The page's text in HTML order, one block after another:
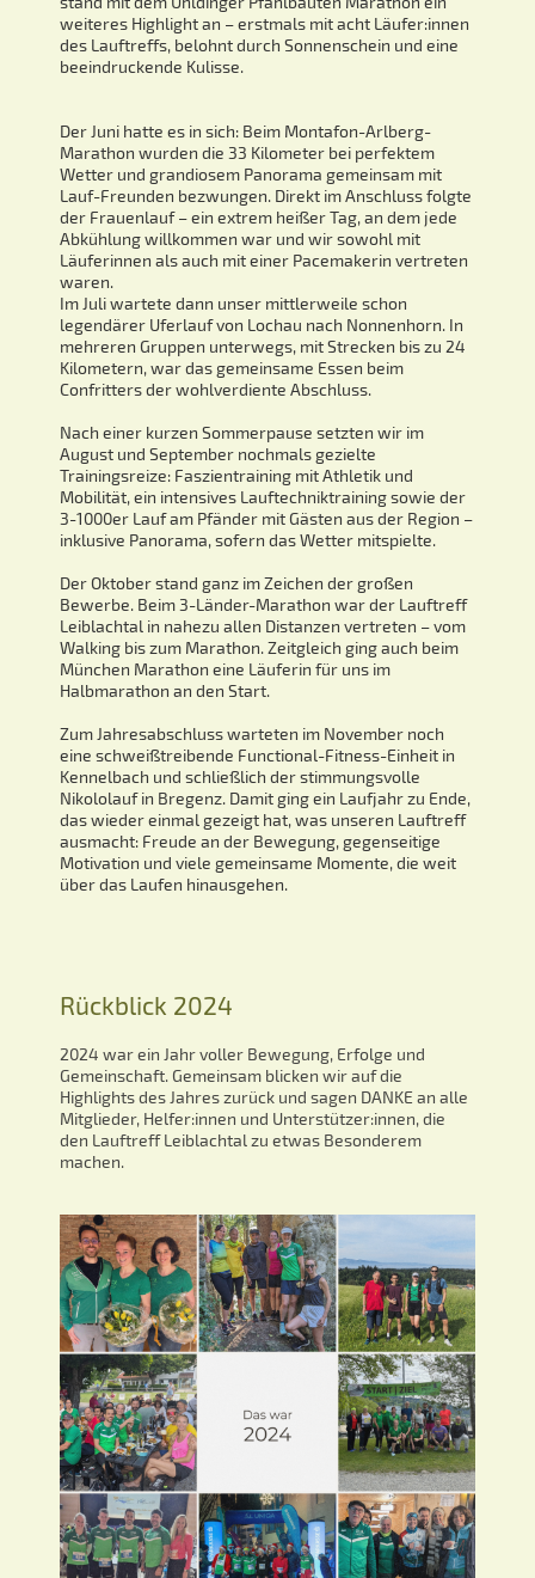
weiteres Highlight an – erstmals mit acht Läufer:innen
des Lauftreffs, belohnt durch Sonnenschein und eine
beeindruckende Kulisse.
Der Juni hatte es in sich: Beim Montafon-Arlberg-
Marathon wurden die 33 Kilometer bei perfektem
Wetter und grandiosem Panorama gemeinsam mit
Lauf-Freunden bezwungen. Direkt im Anschluss folgte
der Frauenlauf – ein extrem heißer Tag, an dem jede
Abkühlung willkommen war und wir sowohl mit
Läuferinnen als auch mit einer Pacemakerin vertreten
waren.
Im Juli wartete dann unser mittlerweile schon
legendärer Uferlauf von Lochau nach Nonnenhorn. In
mehreren Gruppen unterwegs, mit Strecken bis zu 24
Kilometern, war das gemeinsame Essen beim
Confritters der wohlverdiente Abschluss.
Nach einer kurzen Sommerpause setzten wir im
August und September nochmals gezielte
Trainingsreize: Faszientraining mit Athletik und
Mobilität, ein intensives Lauftechniktraining sowie der
3-1000er Lauf am Pfänder mit Gästen aus der Region –
inklusive Panorama, sofern das Wetter mitspielte.
Der Oktober stand ganz im Zeichen der großen
Bewerbe. Beim 3-Länder-Marathon war der Lauftreff
Leiblachtal in nahezu allen Distanzen vertreten – vom
Walking bis zum Marathon. Zeitgleich ging auch beim
München Marathon eine Läuferin für uns im
Halbmarathon an den Start.
Zum Jahresabschluss warteten im November noch
eine schweißtreibende Functional-Fitness-Einheit in
Kennelbach und schließlich der stimmungsvolle
Nikololauf in Bregenz. Damit ging ein Laufjahr zu Ende,
das wieder einmal gezeigt hat, was unseren Lauftreff
ausmacht: Freude an der Bewegung, gegenseitige
Motivation und viele gemeinsame Momente, die weit
über das Laufen hinausgehen.
Rückblick 2024
2024 war ein Jahr voller Bewegung, Erfolge und
Gemeinschaft. Gemeinsam blicken wir auf die
Highlights des Jahres zurück und sagen DANKE an alle
Mitglieder, Helfer:innen und Unterstützer:innen, die
den Lauftreff Leiblachtal zu etwas Besonderem
machen.